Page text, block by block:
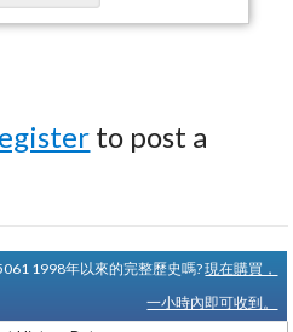
to post a
1998年以來的完整歷史嗎?現在購買，
一小時內即可收到。